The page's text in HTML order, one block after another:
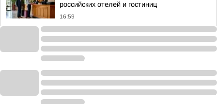
российских отелей и гостиниц
16:59